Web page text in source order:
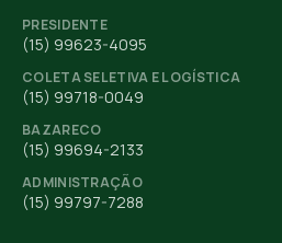
PRESIDENTE
(15) 99623-4095
COLETA SELETIVA E LOGÍSTICA
(15) 99718-0049
BAZARECO
(15) 99694-2133
ADMINISTRAÇÃO
(15) 99797-7288